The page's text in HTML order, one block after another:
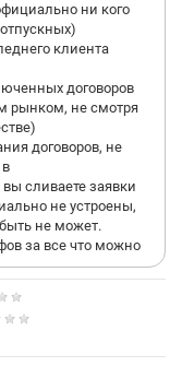
ни кого
клиента
договоров
рынком, не смотря
договоров, не
сливаете заявки
не устроены,
не может.
за все что можно